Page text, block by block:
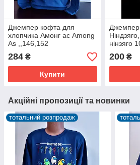
Джемпер кофта для
хлопчика Амонг ас Among
As ,,146,152
284 ₴
Купити
Джемпер
нінзяго
200₴
Акційні пропозиції та новинки
тотальний розпродаж